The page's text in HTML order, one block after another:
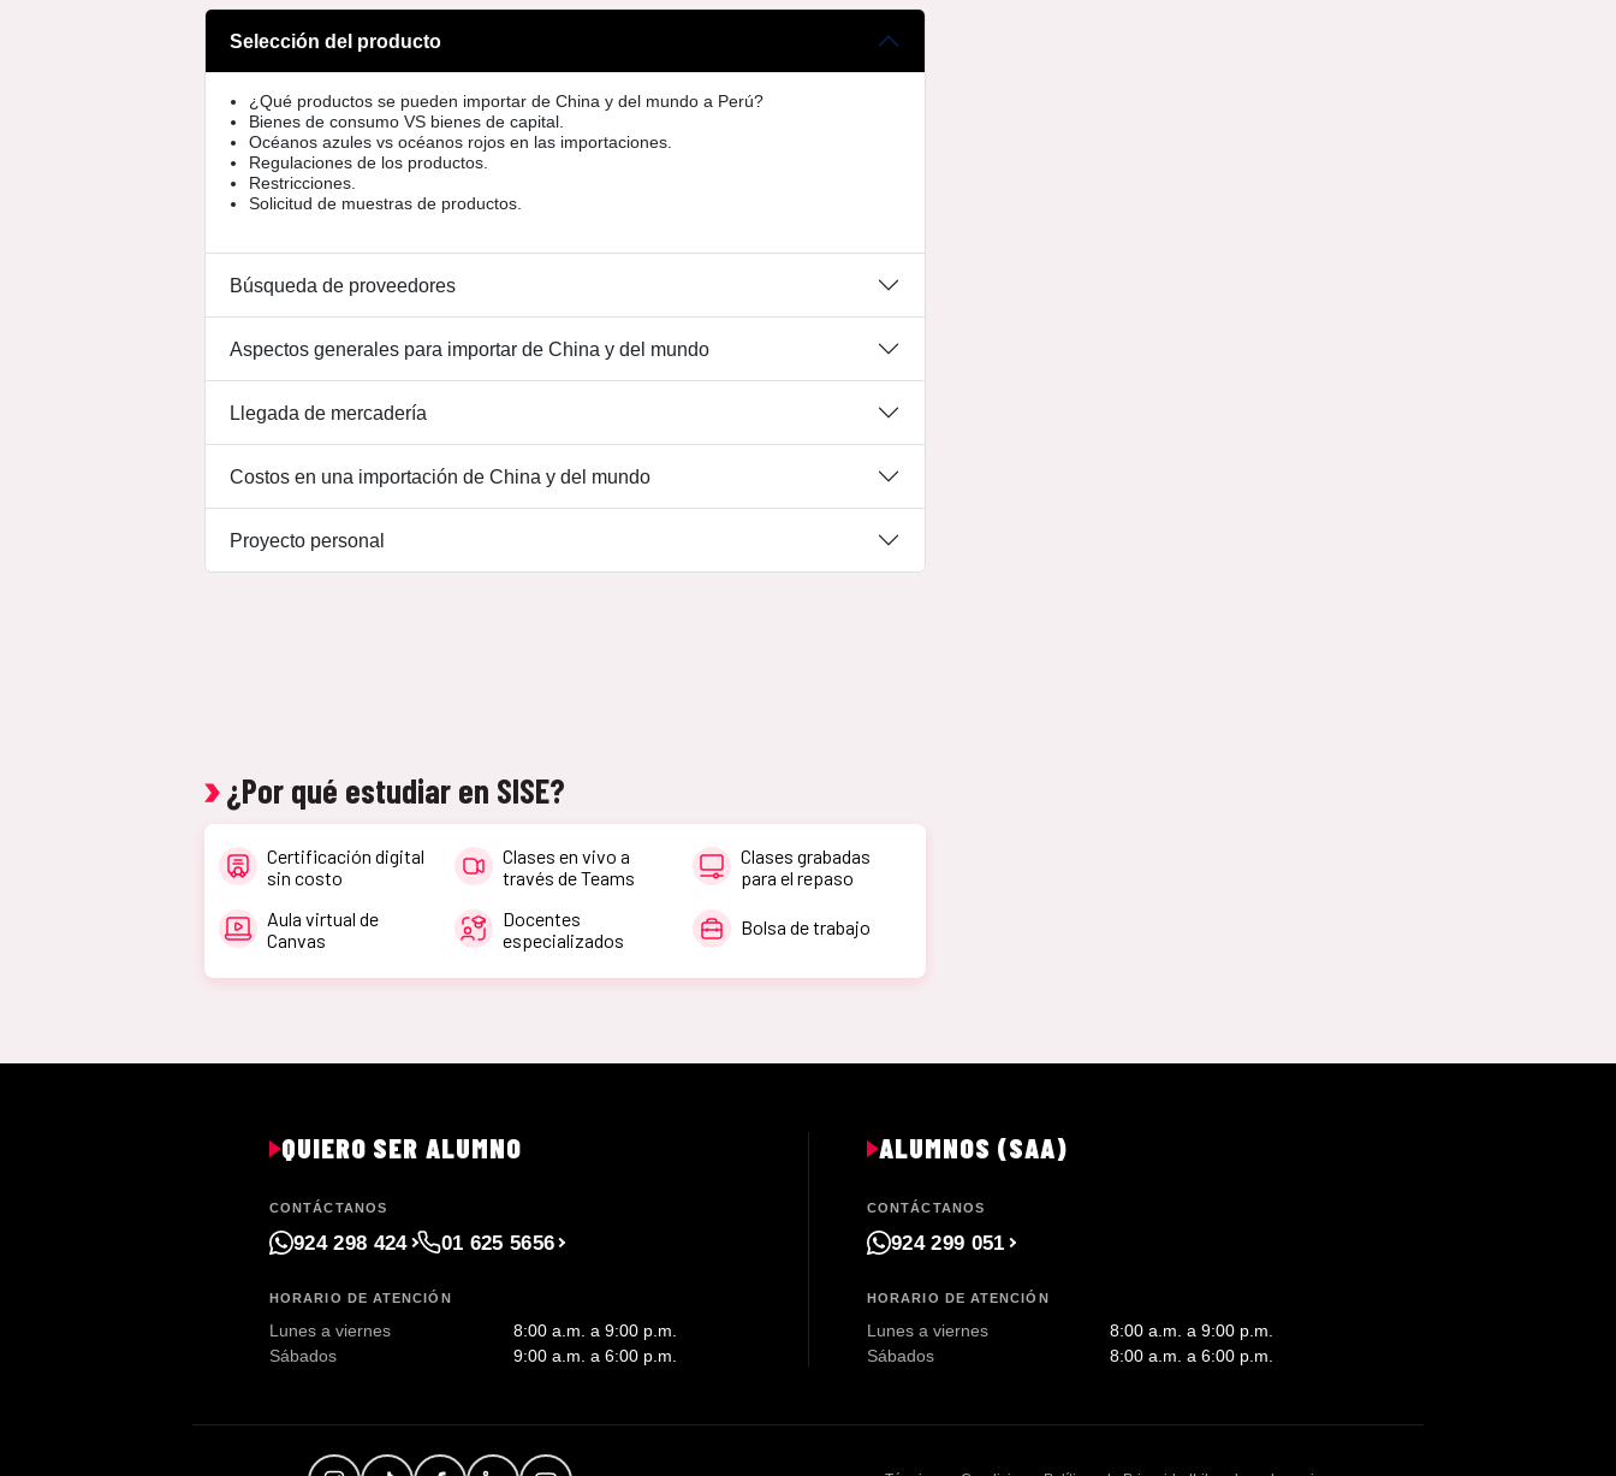
Selección del producto
¿Qué productos se pueden importar de China y del mundo a Perú?
Bienes de consumo VS bienes de capital.
Océanos azules vs océanos rojos en las importaciones.
Regulaciones de los productos.
Restricciones.
Solicitud de muestras de productos.
Búsqueda de proveedores
Aspectos generales para importar de China y del mundo
Llegada de mercadería
Costos en una importación de China y del mundo
Proyecto personal
Certificación digital
sin costo
Clases en vivo a
través de Teams
Clases grabadas
para el repaso
Aula virtual de
Canvas
Docentes
especializados
Bolsa de trabajo
¿Por qué estudiar en SISE?
QUIERO SER ALUMNO
CONTÁCTANOS
924 298 424 01 625 5656
HORARIO DE ATENCIÓN
Lunes a viernes
8:00 a.m. a 9:00 p.m.
Sábados
9:00 a.m. a 6:00 p.m.
ALUMNOS (SAA)
CONTÁCTANOS
924 299 051
HORARIO DE ATENCIÓN
Lunes a viernes
8:00 a.m. a 9:00 p.m.
Sábados
8:00 a.m. a 6:00 p.m.